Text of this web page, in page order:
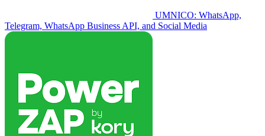
UMNICO: WhatsApp,
Telegram, WhatsApp Business API, and Social Media